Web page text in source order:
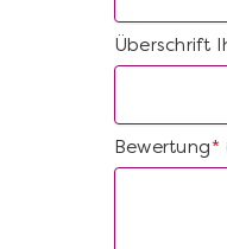
Überschrift
*
Bewertung